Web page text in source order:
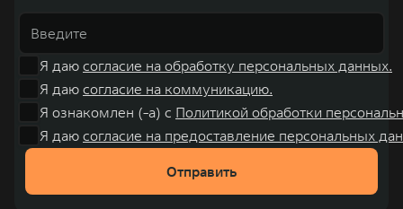
Я даю согласие на обработку персональных данных.
Я даю согласие на коммуникацию.
Я ознакомлен (-а) с Политикой обработки
Я даю согласие на предоставление персональных
Отправить